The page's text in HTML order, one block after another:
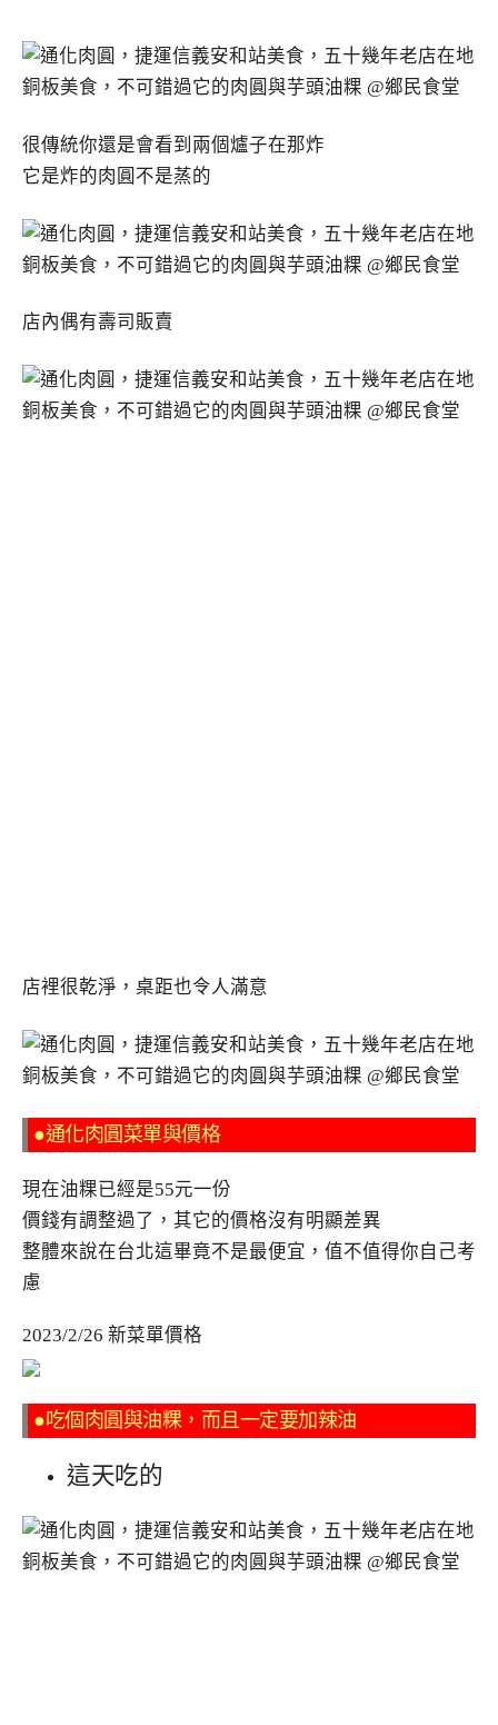
很傳統你還是會看到兩個爐子在那炸
它是炸的肉圓不是蒸的
店內偶有壽司販賣
店裡很乾淨，桌距也令人滿意
●通化肉圓菜單與價格
現在油粿已經是55元一份
價錢有調整過了，其它的價格沒有明顯差異
整體來說在台北這畢竟不是最便宜，值不值得你自己考
慮
2023/2/26 新菜單價格
●吃個肉圓與油粿，而且一定要加辣油
這天吃的